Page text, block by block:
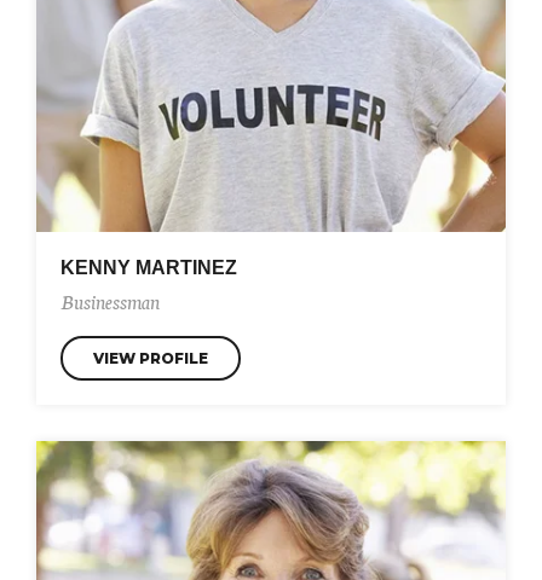
KENNY MARTINEZ
Businessman
VIEW PROFILE